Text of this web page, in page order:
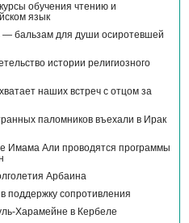
обучения чтению и
язык
— бальзам для души осиротевшей
истории религиозного
наших встреч с отцом за
паломников въехали в Ирак
Имама Али проводятся программы
Арбаина
поддержку сопротивления
Харамейне в Кербеле